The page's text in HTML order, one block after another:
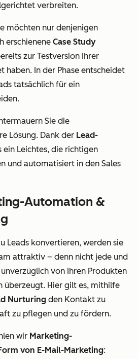
verbreiten.
möchten nur denjenigen
erschienene Case Study
zur Testversion Ihrer
haben. In der Phase entscheidet
tatsächlich für ein
Sie die
Lösung. Dank der Lead-
ein Leichtes, die richtigen
und automatisiert in den Sales
Automation &
Leads konvertieren, werden sie
attraktiv – denn nicht jede und
von Ihren Produkten
überzeugt. Hier gilt es, mithilfe
Nurturing den Kontakt zu
zu pflegen und zu fördern.
wir Marketing-
von E-Mail-Marketing: